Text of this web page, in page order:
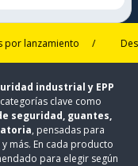
/
industrial y EPP
clave como
seguridad, guantes,
, pensadas para
más. En cada producto
para elegir según